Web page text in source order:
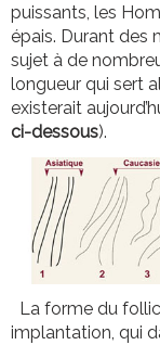
puissants, les
épais. Durant des
sujet à de
longueur qui sert
existerait
ci-dessous).
La forme du
implantation, qui